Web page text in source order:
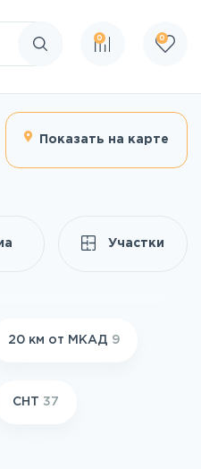
Поиск по сайту
0 0
Показать на карте
Участки
20 км от МКАД 9
СНТ 37